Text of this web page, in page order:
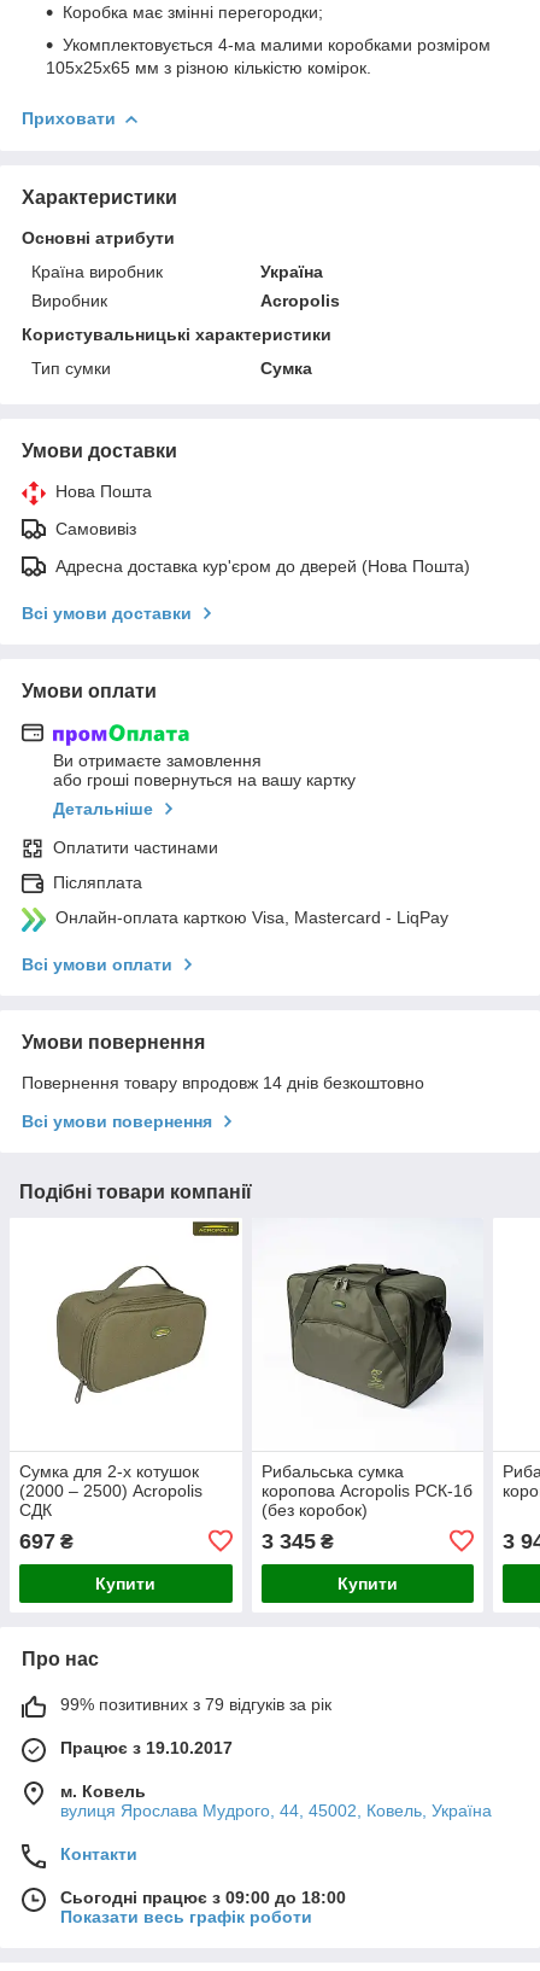
Коробка має змінні перегородки;
Укомплектовується 4-ма малими коробками розміром
105х25х65 мм з різною кількістю комірок.
Приховати
Характеристики
Основні атрибути
Країна виробник
Україна
Виробник
Acropolis
Користувальницькі характеристики
Тип сумки
Сумка
Умови доставки
Нова Пошта
Самовивіз
Адресна доставка кур'єром до дверей (Нова Пошта)
Всі умови доставки
Умови оплати
Ви отримаєте замовлення
або гроші повернуться на вашу картку
Детальніше
Оплатити частинами
Післяплата
Онлайн-оплата карткою Visa, Mastercard - LiqPay
Всі умови оплати
Умови повернення
Повернення товару впродовж 14 днів безкоштовно
Всі умови повернення
Подібні товари компанії
Сумка для 2-х котушок
(2000 – 2500) Acropolis
СДК
697 ₴
Купити
Рибальська сумка
коропова Acropolis РСК-1б
(без коробок)
3 345₴
Купити
3
Про нас
99% позитивних з 79 відгуків за рік
Працює з 19.10.2017
м. Ковель
вулиця Ярослава Мудрого, 44, 45002, Ковель, Україна
Контакти
Сьогодні працює з 09:00 до 18:00
Показати весь графік роботи